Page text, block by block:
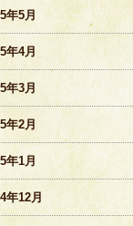
年5月
年4月
年3月
年2月
年1月
年12月